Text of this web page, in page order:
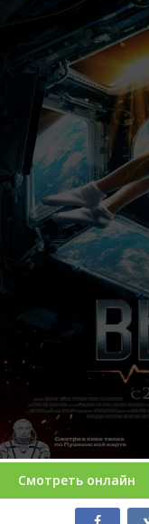
Смотреть онлайн